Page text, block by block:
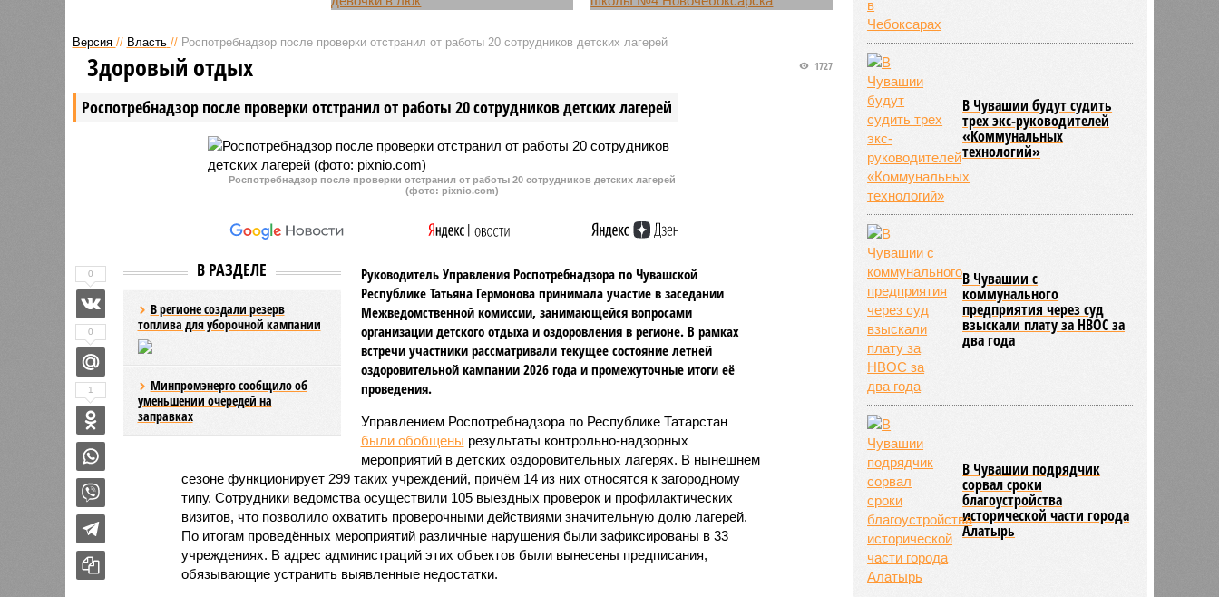
Чувашии на медсестру, по вине
которой тяжело заболел ребенок,
возбудили уголовное дедо.
Также руководитель Следкома
поступает много жалоб на
оказание медицинской помощи и
поручил принять меры.
Председатель СК России
возбудить уголовное дело по
произошло в столице Чувашии.
В Чувашии возбудили уголовное
обращения за медицинской
помощью учеников и педагогов
столовой образовательного
Версия // Власть // Роспотребнадзор после проверки отстранил от работы 20 сотрудников детских лагерей
Роспотребнадзор после проверки отстранил от работы 20 сотрудников детских лагерей
1727
Здоровый отдых
Роспотребнадзор после проверки отстранил от работы 20 сотрудников детских лагерей
(фото: pixnio.com)
В РАЗДЕЛЕ
В регионе создали резерв
топлива для уборочной кампании
Минпромэнерго сообщило об
уменьшении очередей на
заправках
Руководитель Управления Роспотребнадзора по Чувашской
Республике Татьяна Гермонова принимала участие в заседании
Межведомственной комиссии, занимающейся вопросами
организации детского отдыха и оздоровления в регионе. В рамках
встречи участники рассматривали текущее состояние летней
оздоровительной кампании 2026 года и промежуточные итоги её
проведения.
Управлением Роспотребнадзора по Республике Татарстан
были обобщены результаты контрольно-надзорных
мероприятий в детских оздоровительных лагерях. В нынешнем
сезоне функционирует 299 таких учреждений, причём 14 из них относятся к загородному
типу. Сотрудники ведомства осуществили 105 выездных проверок и профилактических
визитов, что позволило охватить проверочными действиями значительную долю лагерей.
По итогам проведённых мероприятий различные нарушения были зафиксированы в 33
учреждениях. В адрес администраций этих объектов были вынесены предписания,
обязывающие устранить выявленные недостатки.
0
0
1
В Чувашии будут судить
трех экс-руководителей
«Коммунальных
технологий»
В Чувашии с
коммунального
предприятия через суд
взыскали плату за НВОС за
два года
В Чувашии подрядчик
сорвал сроки
благоустройства
исторической части города
Алатырь